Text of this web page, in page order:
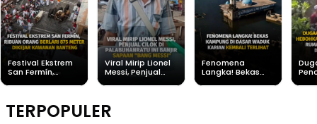
Festival Ekstrem
San Fermín,
Banteng
Viral Mirip Lionel
Messi, Penjual
"Bang Messi"
Fenomena
Langka! Bekas
TERPOPULER